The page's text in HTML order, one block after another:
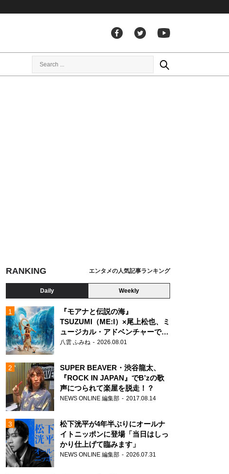
RANKING エンタメの人気記事ランキング
Daily Weekly
『モアナと伝説の海』
TSUZUMI（ME:I）×尾上松也、ミ
ュージカル・アドベンチャーで美
声を響かせる
八雲 ふみね 2026.08.01
SUPER BEAVER・渋谷龍太、
『ROCK IN JAPAN』でB’zの歌
声につられて楽屋を脱走！？
NEWS ONLINE 編集部 2017.08.14
松下洸平が4年半ぶりにオールナ
イトニッポンに登場「当日はしっ
かり仕上げて臨みます」
NEWS ONLINE 編集部 2026.07.31